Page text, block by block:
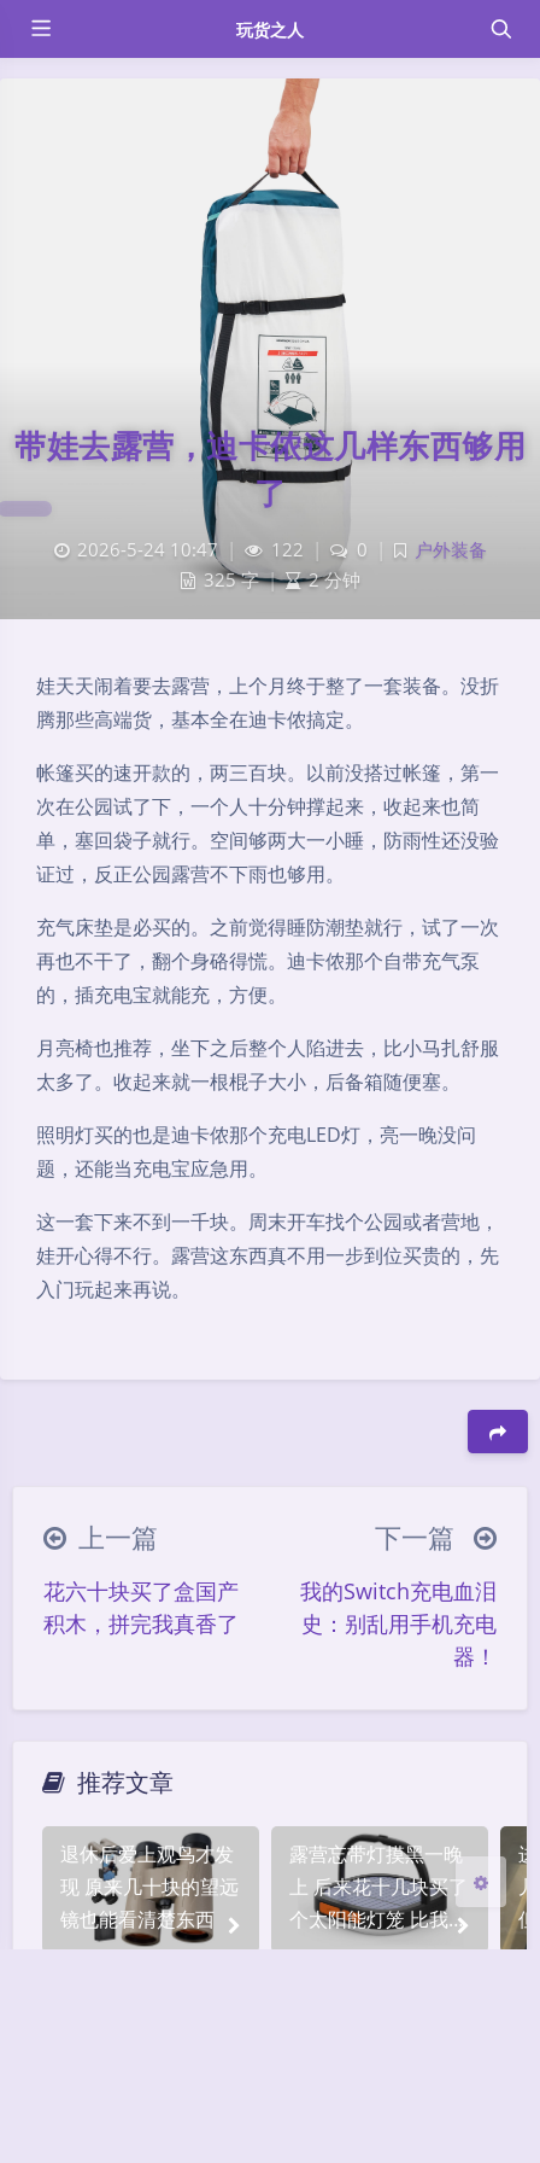
玩货之人
夜间模式
Serif
浅阴影 深阴影
带娃去露营，迪卡侬这几样东西够用
了
2026-5-24 10:47 | 122 | 0
户外装备
325 字 | 2 分钟
娃天天闹着要去露营，上个月终于整了一套装备。没折
腾那些高端货，基本全在迪卡侬搞定。
帐篷买的速开款的，两三百块。以前没搭过帐篷，第一
次在公园试了下，一个人十分钟撑起来，收起来也简
单，塞回袋子就行。空间够两大一小睡，防雨性还没验
证过，反正公园露营不下雨也够用。
充气床垫是必买的。之前觉得睡防潮垫就行，试了一次
再也不干了，翻个身硌得慌。迪卡侬那个自带充气泵
的，插充电宝就能充，方便。
月亮椅也推荐，坐下之后整个人陷进去，比小马扎舒服
太多了。收起来就一根棍子大小，后备箱随便塞。
照明灯买的也是迪卡侬那个充电LED灯，亮一晚没问
题，还能当充电宝应急用。
这一套下来不到一千块。周末开车找个公园或者营地，
娃开心得不行。露营这东西真不用一步到位买贵的，先
入门玩起来再说。
上一篇
花六十块买了盒国产
积木，拼完我真香了
下一篇
我的Switch充电血泪
史：别乱用手机充电
器！
推荐文章
退休后爱上观鸟才发
现 原来几十块的望远
镜也能看清楚东西
露营忘带灯摸黑一晚
上 后来花十几块买了
个太阳能灯笼 比我想
的好用太多